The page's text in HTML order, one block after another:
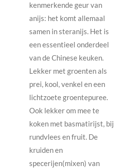
kenmerkende geur van
anijs: het komt allemaal
samen in steranijs. Het is
een essentieel onderdeel
van de Chinese keuken.
Lekker met groenten als
prei, kool, venkel en een
lichtzoete groentepuree.
Ook lekker om mee te
koken met basmatirijst, bij
rundvlees en fruit. De
kruiden en
specerijen(mixen) van